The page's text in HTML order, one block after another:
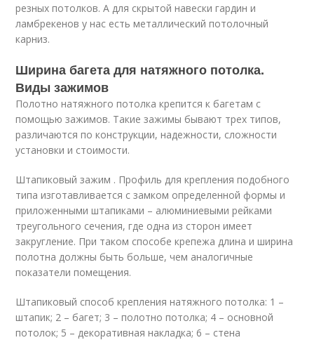
резных потолков. А для скрытой навески гардин и
ламбрекенов у нас есть металлический потолочный
карниз.
Ширина багета для натяжного потолка.
Виды зажимов
Полотно натяжного потолка крепится к багетам с
помощью зажимов. Такие зажимы бывают трех типов,
различаются по конструкции, надежности, сложности
установки и стоимости.
Штапиковый зажим . Профиль для крепления подобного
типа изготавливается с замком определенной формы и
приложенными штапиками – алюминиевыми рейками
треугольного сечения, где одна из сторон имеет
закругление. При таком способе крепежа длина и ширина
полотна должны быть больше, чем аналогичные
показатели помещения.
Штапиковый способ крепления натяжного потолка: 1 –
штапик; 2 – багет; 3 – полотно потолка; 4 – основной
потолок; 5 – декоративная накладка; 6 – стена